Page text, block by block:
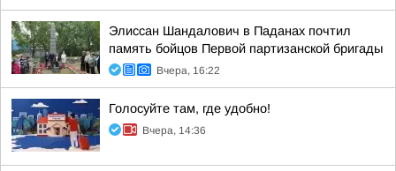
Элиссан Шандалович в Паданах почтил
память бойцов Первой партизанской бригады
Вчера, 16:22
Голосуйте там, где удобно!
Вчера, 14:36